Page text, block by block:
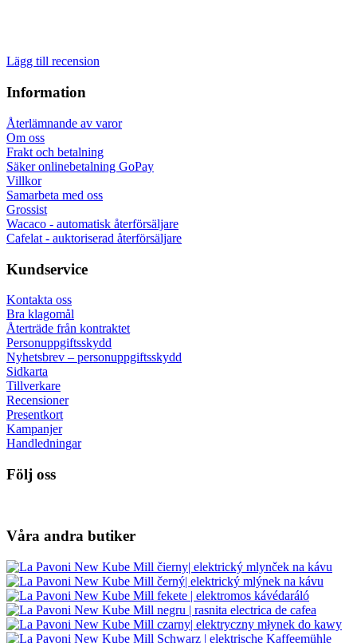
Lägg till recension
Information
Återlämnande av varor
Om oss
Frakt och betalning
Säker onlinebetalning GoPay
Villkor
Samarbeta med oss
Grossist
Wacaco - automatisk återförsäljare
Cafelat - auktoriserad återförsäljare
Kundservice
Kontakta oss
Bra klagomål
Återträde från kontraktet
Personuppgiftsskydd
Nyhetsbrev – personuppgiftsskydd
Sidkarta
Tillverkare
Recensioner
Presentkort
Kampanjer
Handledningar
Följ oss
Våra andra butiker